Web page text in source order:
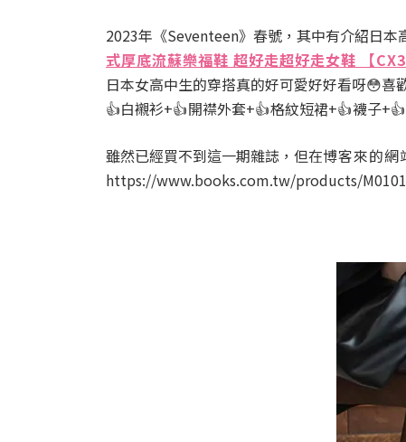
2023年《Seventeen》春號，其中有介紹日
式厚底流蘇樂福鞋 超好走超好走女鞋 【
日本女高中生的穿搭真的好可愛好好看呀😳
👍白襯衫+👍開襟外套+👍格紋短裙+👍襪子+👍
雖然已經買不到這一期雜誌，但在博客來的網
https://www.books.com.tw/products/